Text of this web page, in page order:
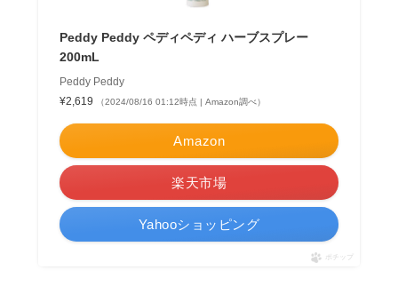
Peddy Peddy ペディペディ ハーブスプレー
200mL
Peddy Peddy
¥2,619
（2024/08/16 01:12時点 | Amazon調べ）
Amazon
楽天市場
Yahooショッピング
ポチップ